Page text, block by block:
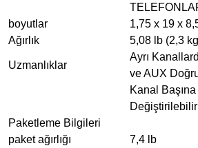
boyutlar
1,75 x 19 x
Ağırlık
5,08 lb (2,3
Uzmanlıklar
Ayrı
ve AUX
Kanal
Paketleme Bilgileri
paket ağırlığı
7,4 lb